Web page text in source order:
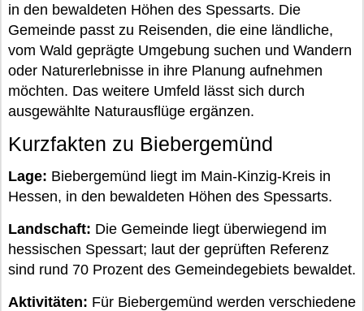
in den bewaldeten Höhen des Spessarts. Die
Gemeinde passt zu Reisenden, die eine ländliche,
vom Wald geprägte Umgebung suchen und Wandern
oder Naturerlebnisse in ihre Planung aufnehmen
möchten. Das weitere Umfeld lässt sich durch
ausgewählte Naturausflüge ergänzen.
Kurzfakten zu Biebergemünd
Lage: Biebergemünd liegt im Main-Kinzig-Kreis in
Hessen, in den bewaldeten Höhen des Spessarts.
Landschaft: Die Gemeinde liegt überwiegend im
hessischen Spessart; laut der geprüften Referenz
sind rund 70 Prozent des Gemeindegebiets bewaldet.
Aktivitäten: Für Biebergemünd werden verschiedene